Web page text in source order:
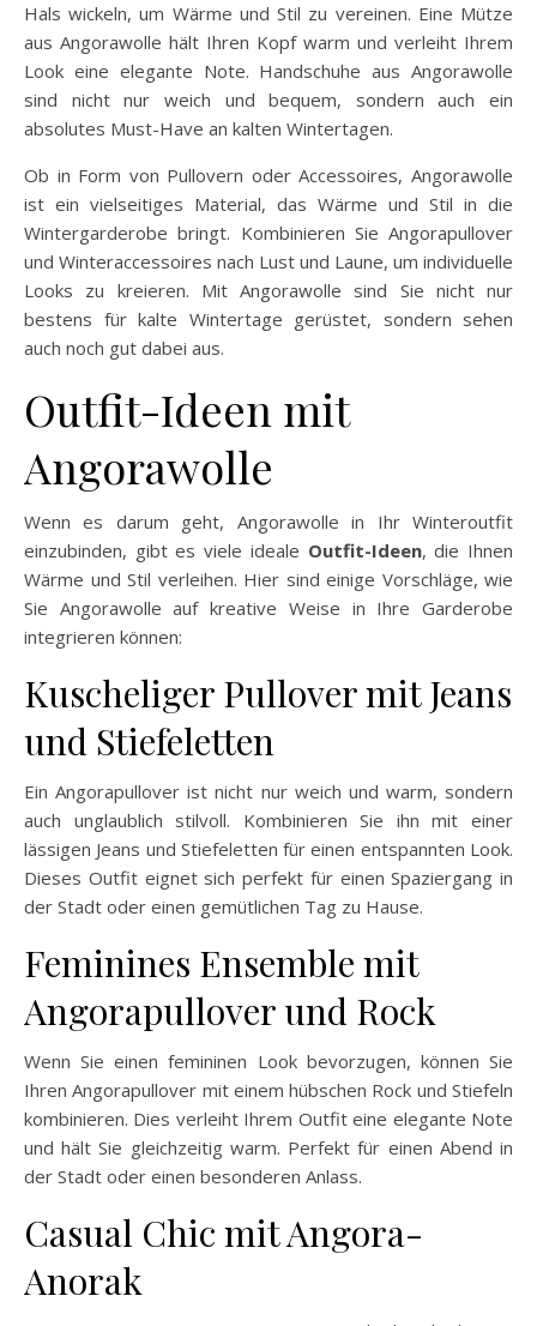
Hals wickeln, um Wärme und Stil zu vereinen. Eine Mütze
aus Angorawolle hält Ihren Kopf warm und verleiht Ihrem
Look eine elegante Note. Handschuhe aus Angorawolle
sind nicht nur weich und bequem, sondern auch ein
absolutes Must-Have an kalten Wintertagen.
Ob in Form von Pullovern oder Accessoires, Angorawolle
ist ein vielseitiges Material, das Wärme und Stil in die
Wintergarderobe bringt. Kombinieren Sie Angorapullover
und Winteraccessoires nach Lust und Laune, um individuelle
Looks zu kreieren. Mit Angorawolle sind Sie nicht nur
bestens für kalte Wintertage gerüstet, sondern sehen
auch noch gut dabei aus.
Outfit-Ideen mit
Angorawolle
Wenn es darum geht, Angorawolle in Ihr Winteroutfit
einzubinden, gibt es viele ideale Outfit-Ideen, die Ihnen
Wärme und Stil verleihen. Hier sind einige Vorschläge, wie
Sie Angorawolle auf kreative Weise in Ihre Garderobe
integrieren können:
Kuscheliger Pullover mit Jeans
und Stiefeletten
Ein Angorapullover ist nicht nur weich und warm, sondern
auch unglaublich stilvoll. Kombinieren Sie ihn mit einer
lässigen Jeans und Stiefeletten für einen entspannten Look.
Dieses Outfit eignet sich perfekt für einen Spaziergang in
der Stadt oder einen gemütlichen Tag zu Hause.
Feminines Ensemble mit
Angorapullover und Rock
Wenn Sie einen femininen Look bevorzugen, können Sie
Ihren Angorapullover mit einem hübschen Rock und Stiefeln
kombinieren. Dies verleiht Ihrem Outfit eine elegante Note
und hält Sie gleichzeitig warm. Perfekt für einen Abend in
der Stadt oder einen besonderen Anlass.
Casual Chic mit Angora-
Anorak